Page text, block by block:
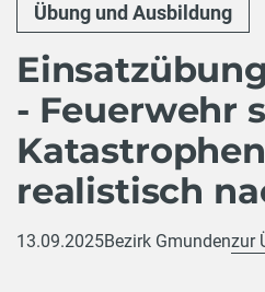
Übung und Ausbildung
- Feuerwehr
realistisch
13.09.2025Bezirk Gmundenzur